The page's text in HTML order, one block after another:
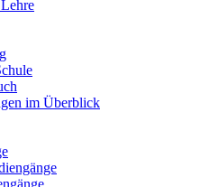
im Überblick